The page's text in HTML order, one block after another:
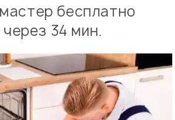
бесплатно
34 мин.